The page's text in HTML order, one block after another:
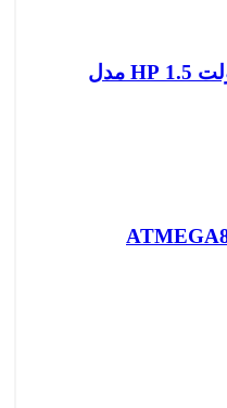
موتور تردمیل 180 ولت 1.5 HP مدل